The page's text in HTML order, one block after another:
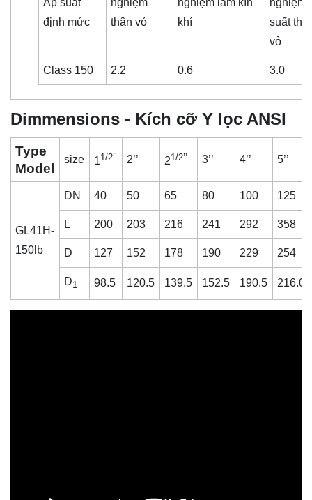
Áp suất
định mức
nghiệm
thân vỏ
nghiệm làm kín
khí
nghiệm
suất
vỏ
Class 150 2.2 0.6 3.0
Dimmensions - Kích cỡ Y lọc ANSI
Type
Model
size 11/2’’ 2’’ 21/2’’ 3’’ 4’’ 5’’
GL41H-
150lb
DN 40 50 65 80 100 125
L 200 203 216 241 292 358
D 127 152 178 190 229 254
D1 98.5 120.5 139.5 152.5 190.5 216.0